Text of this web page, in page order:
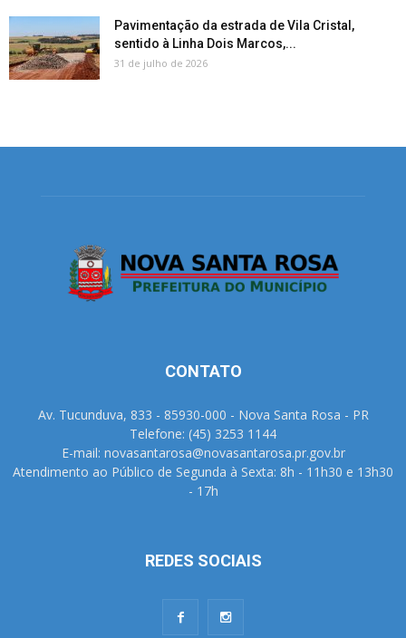
Pavimentação da estrada de Vila Cristal,
sentido à Linha Dois Marcos,...
31 de julho de 2026
CONTATO
Av. Tucunduva, 833 - 85930-000 - Nova Santa Rosa - PR
Telefone: (45) 3253 1144
E-mail: novasantarosa@novasantarosa.pr.gov.br
Atendimento ao Público de Segunda à Sexta: 8h - 11h30 e 13h30
- 17h
REDES SOCIAIS